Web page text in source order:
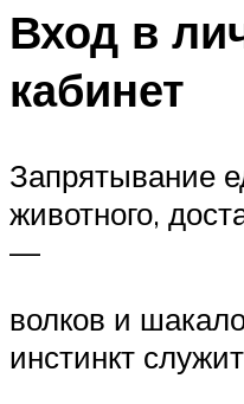
Вход в
кабинет
Запрятывание
животного,
—
волков и
инстинкт